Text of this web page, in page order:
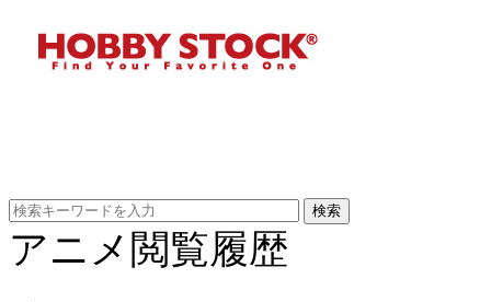
アニメ閲覧履歴